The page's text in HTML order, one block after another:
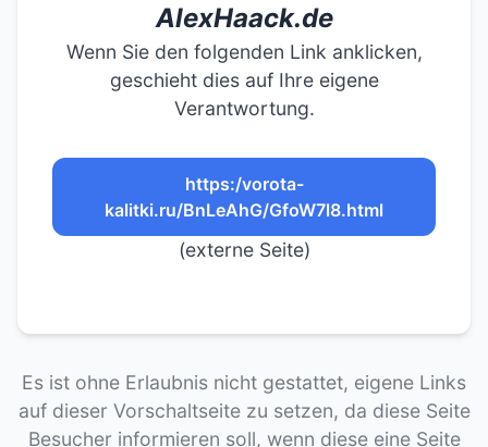
AlexHaack.de
Wenn Sie den folgenden Link anklicken,
geschieht dies auf Ihre eigene
Verantwortung.
https:/vorota-
kalitki.ru/BnLeAhG/GfoW7l8.html
(externe Seite)
Es ist ohne Erlaubnis nicht gestattet, eigene Links
auf dieser Vorschaltseite zu setzen, da diese Seite
Besucher informieren soll, wenn diese eine Seite